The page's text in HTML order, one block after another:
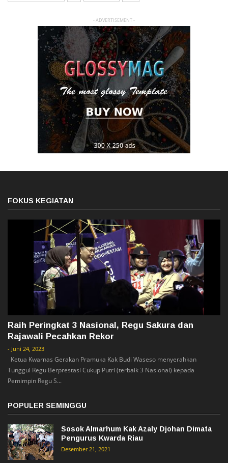
- ADVERTISEMENT -
FOKUS KEGIATAN
Raih Peringkat 3 Nasional, Regu Sakura dan
Rajawali Pecahkan Rekor
- Juni 24, 2023
Ketua Kwarnas Gerakan Pramuka Kak Budi Waseso menyerahkan
Tunggul Regu Berprestasi Cukup Putri (terbaik 3 Nasional) kepada
Pemimpin Regu S...
POPULER SEMINGGU
Sosok Almarhum Kak Azaly Djohan Dimata
Pengurus Kwarda Riau
Desember 21, 2021